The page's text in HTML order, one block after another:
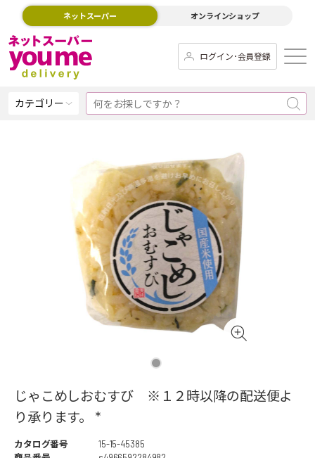
ネットスーパー オンラインショップ
ログイン･会員登録
カテゴリー
じゃこめしおむすび ※１２時以降の配送便よ
り承ります。 *
カタログ番号
15-15-45385